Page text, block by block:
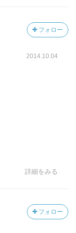
ネのフレームが
っと有って今も
の記念日という
ティブな言葉に
，当たり前だが
しては扱っては
入り仕事を始め
た。毎晩日付け
ングで食う）帰
フォロー
2014.10.04
詳細をみる
フォロー